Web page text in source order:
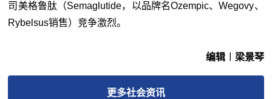
司美格鲁肽（Semaglutide，以品牌名Ozempic、Wegovy、
Rybelsus销售）竞争激烈。
编辑︱梁景琴
更多社会资讯